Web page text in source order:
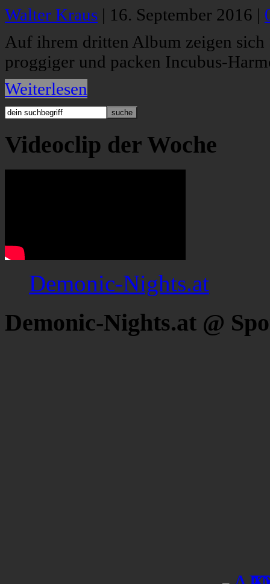
Walter Kraus | 16. September 2016 |
Auf ihrem dritten Album zeigen sich
proggiger und packen Incubus-
Weiterlesen
Videoclip der Woche
Demonic-Nights.at
Demonic-Nights.at @